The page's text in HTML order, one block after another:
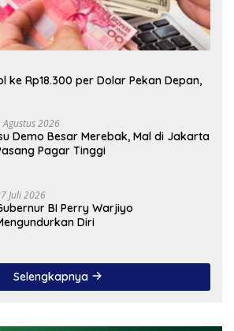
ke Rp18.300 per Dolar Pekan Depan,
Agustus 2026
Demo Besar Merebak, Mal di Jakarta
Pagar Tinggi
Juli 2026
BI Perry Warjiyo
Diri
Selengkapnya